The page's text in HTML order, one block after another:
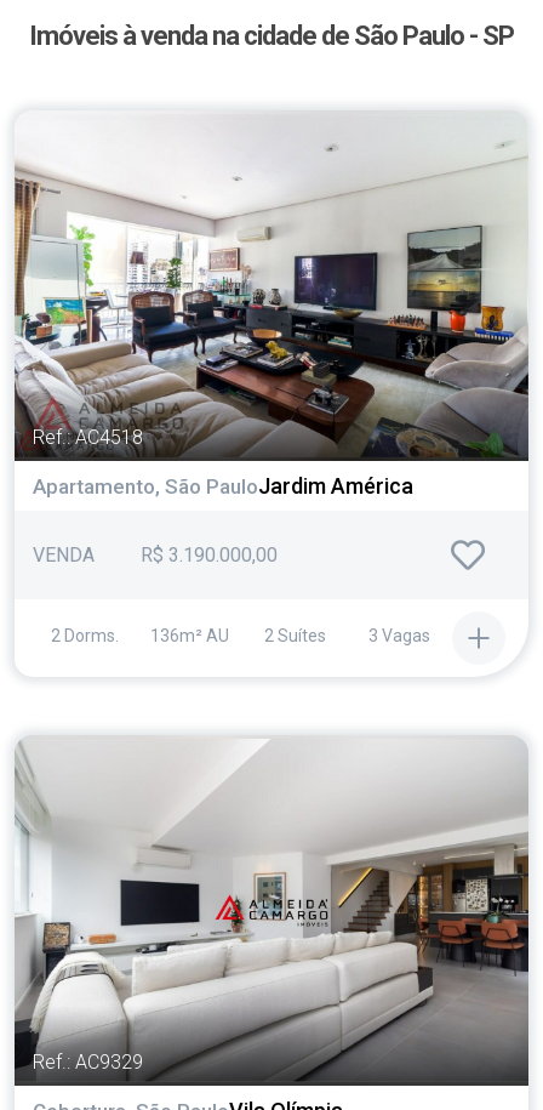
Imóveis à venda na cidade de São Paulo - SP
Ref.: AC4518
Apartamento, São PauloJardim América
VENDA R$ 3.190.000,00
2 Dorms. 136m² AU 2 Suítes 3 Vagas
Ref.: AC9329